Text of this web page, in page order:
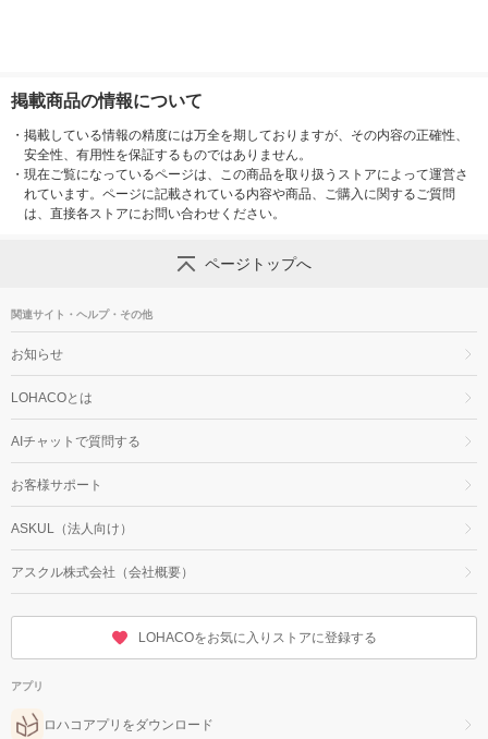
掲載商品の情報について
・ 掲載している情報の精度には万全を期しておりますが、その内容の正確性、
安全性、有用性を保証するものではありません。
・ 現在ご覧になっているページは、この商品を取り扱うストアによって運営さ
れています。ページに記載されている内容や商品、ご購入に関するご質問
は、直接各ストアにお問い合わせください。
ページトップへ
関連サイト・ヘルプ・その他
お知らせ
LOHACOとは
AIチャットで質問する
お客様サポート
ASKUL（法人向け）
アスクル株式会社（会社概要）
LOHACOをお気に入りストアに登録する
アプリ
ロハコアプリをダウンロード